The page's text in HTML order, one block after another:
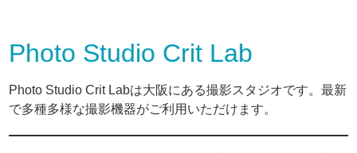
Photo Studio Crit Lab
Photo Studio Crit Labは大阪にある撮影スタジオです。最新
で多種多様な撮影機器がご利用いただけます。